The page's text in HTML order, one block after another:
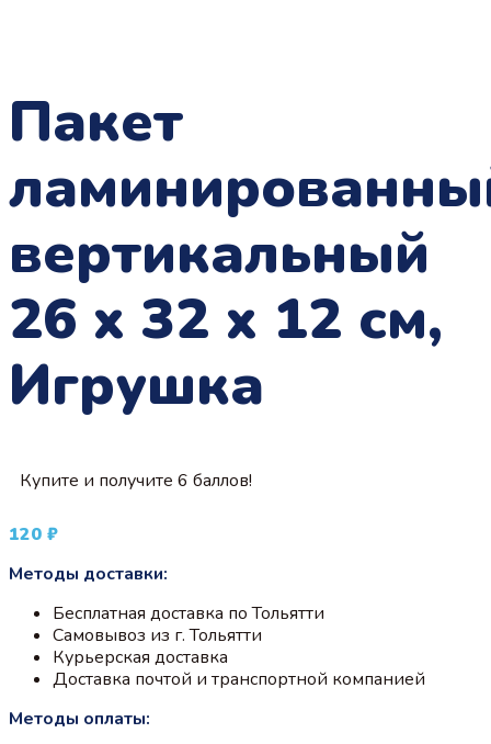
Пакет
вертикальный
26 x 32 x 12 см,
Игрушка
Купите и получите 6 баллов!
120 ₽
Методы доставки:
Бесплатная доставка по Тольятти
Самовывоз из г. Тольятти
Курьерская доставка
Доставка почтой и транспортной компанией
Методы оплаты: